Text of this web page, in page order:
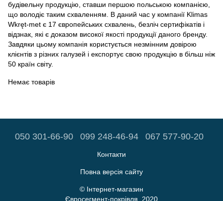
будівельну продукцію, ставши першою польською компанією,
що володіє таким схваленням. В даний час у компанії Klimas
Wkręt-met є 17 європейських схвалень, безліч сертифікатів і
відзнак, які є доказом високої якості продукції даного бренду.
Завдяки цьому компанія користується незмінним довірою
клієнтів з різних галузей і експортує свою продукцію в більш ніж
50 країн світу.
Немає товарів
050 301-66-90 099 248-46-94 067 577-90-20
Контакти
Повна версія сайту
© Інтернет-магазин
Євросегмент-покрівля, 2020